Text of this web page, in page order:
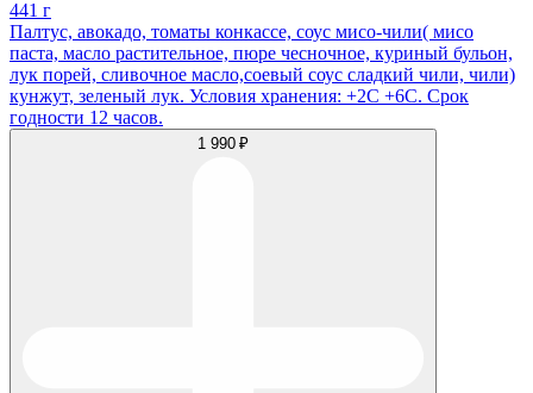
441 г
Палтус, авокадо, томаты конкассе, соус мисо-чили( мисо
паста, масло растительное, пюре чесночное, куриный бульон,
лук порей, сливочное масло,соевый соус сладкий чили, чили)
кунжут, зеленый лук. Условия хранения: +2С +6С. Срок
годности 12 часов.
1 990 ₽